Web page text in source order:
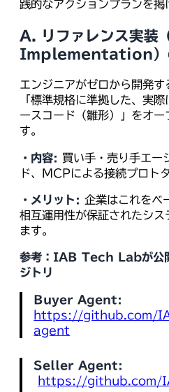
践的なアクションプランを掲
A. リファレンス実
Implementation）
エンジニアがゼロから開発す
「標準規格に準拠した、実
ースコード（雛形）」をオ
す。
・内容: 買い手・売り手エー
ド、MCPによる接続プロト
・メリット: 企業はこれをベ
相互運用性が保証されたシ
ます。
参考：IAB Tech Labが
ジトリ
Buyer Agent:
https://github.com/
agent
Seller Agent:
https://github.com/